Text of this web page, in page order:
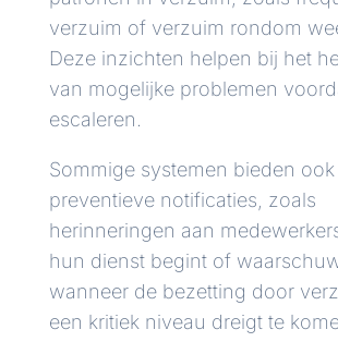
verzuim of verzuim rondom
Deze inzichten helpen bij het
van mogelijke problemen
escaleren.
Sommige systemen bieden ook
preventieve notificaties, zoals
herinneringen aan
hun dienst begint of
wanneer de bezetting door
een kritiek niveau dreigt te